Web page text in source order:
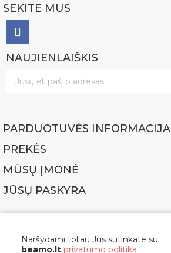
SEKITE MUS
NAUJIENLAIŠKIS
PARDUOTUVĖS INFORMACIJA
PREKĖS
MŪSŲ ĮMONĖ
JŪSŲ PASKYRA
© 2022 BEAMO
Naršydami toliau Jus sutinkate su
beamo.lt privatumo politika